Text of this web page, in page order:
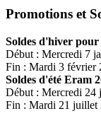
Promotions et
Soldes d'hiver pour
Début : Mercredi 7
Fin : Mardi 3 février
Soldes d'été Eram
Début : Mercredi 24
Fin : Mardi 21 juillet